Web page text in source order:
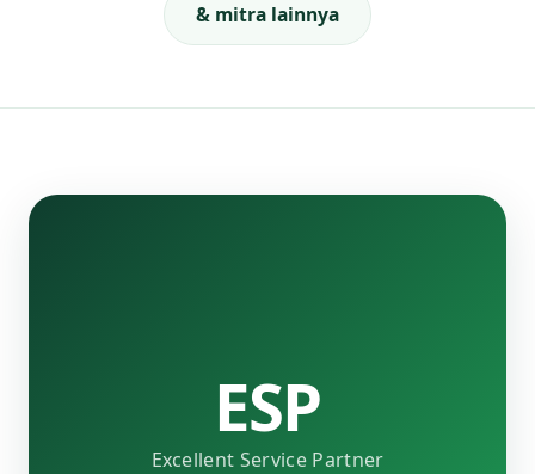
& mitra lainnya
ESP
Excellent Service Partner